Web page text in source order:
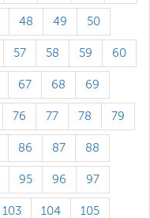
48 49 50
57 58 59 60
67 68 69
76 77 78 79
86 87 88
95 96 97
103 104 105